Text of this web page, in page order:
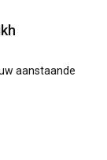
aanstaande